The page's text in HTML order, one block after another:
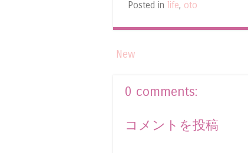
Posted in life, oto
New
0 comments:
コメントを投稿